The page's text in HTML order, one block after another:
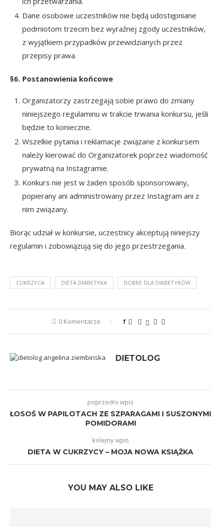
Dane osobowe uczestników nie będą udostępniane
podmiotom trzecim bez wyraźnej zgody uczestników,
z wyjątkiem przypadków przewidzianych przez
przepisy prawa.
§6. Postanowienia końcowe
Organizatorzy zastrzegają sobie prawo do zmiany
niniejszego regulaminu w trakcie trwania konkursu, jeśli
będzie to konieczne.
Wszelkie pytania i reklamacje związane z konkursem
należy kierować do Organizatorek poprzez wiadomość
prywatną na Instagramie.
Konkurs nie jest w żaden sposób sponsorowany,
popierany ani administrowany przez Instagram ani z
nim związany.
Biorąc udział w konkursie, uczestnicy akceptują niniejszy
regulamin i zobowiązują się do jego przestrzegania.
CUKRZYCA DIETA DIABETYKA DOBRE DLA DIABETYKÓW
0 Komentarze 1
DIETOLOG
poprzedni wpis
ŁOSOŚ W PAPILOTACH ZE SZPARAGAMI I SUSZONYMI
POMIDORAMI
kolejny wpis
DIETA W CUKRZYCY – MOJA NOWA KSIĄŻKA
YOU MAY ALSO LIKE